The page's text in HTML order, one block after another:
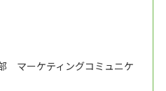
マーケティングコミュニケ